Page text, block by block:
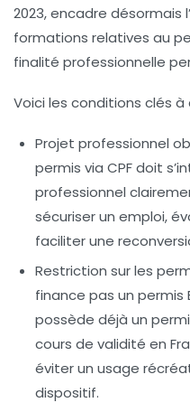
2023, encadre désormais
formations relatives au
finalité professionnelle
Voici les conditions clés à
Projet professionnel
permis via CPF doit
professionnel
sécuriser un emploi,
faciliter une
Restriction sur les
finance pas un permis
possède déjà un
cours de validité en
éviter un usage
dispositif.